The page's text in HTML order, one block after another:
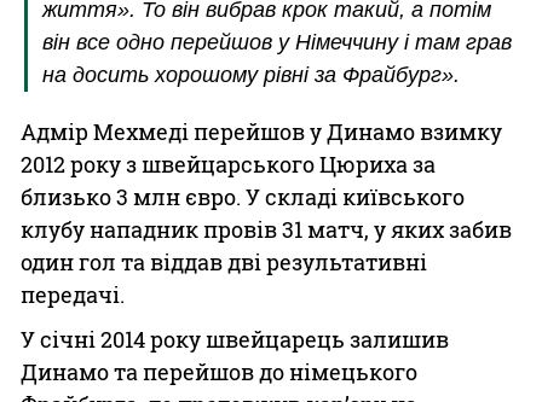
життя». То він вибрав крок такий, а потім
він все одно перейшов у Німеччину і там грав
на досить хорошому рівні за Фрайбург».
Адмір Мехмеді перейшов у Динамо взимку
2012 року з швейцарського Цюриха за
близько 3 млн євро. У складі київського
клубу нападник провів 31 матч, у яких забив
один гол та віддав дві результативні
передачі.
У січні 2014 року швейцарець залишив
Динамо та перейшов до німецького